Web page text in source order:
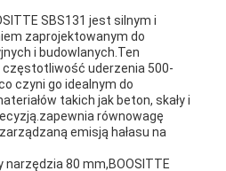
SBS131 jest silnym i
zaprojektowanym do
i budowlanych.Ten
częstotliwość uderzenia 500-
czyni go idealnym do
takich jak beton, skały i
równowagę
emisją hałasu na
narzędzia 80 mm,BOOSITTE